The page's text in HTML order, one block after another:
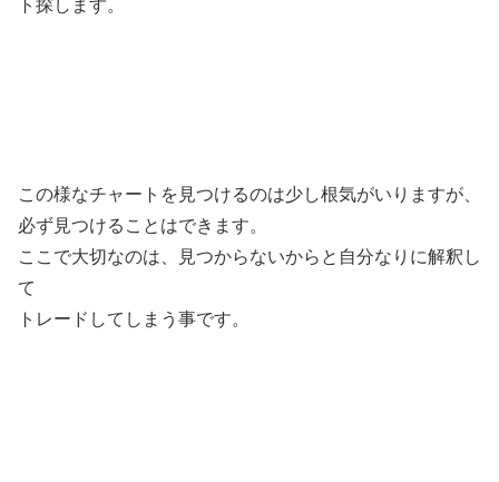
ト探します。
この様なチャートを見つけるのは少し根気がいりますが、
必ず見つけることはできます。
ここで大切なのは、見つからないからと自分なりに解釈し
て
トレードしてしまう事です。